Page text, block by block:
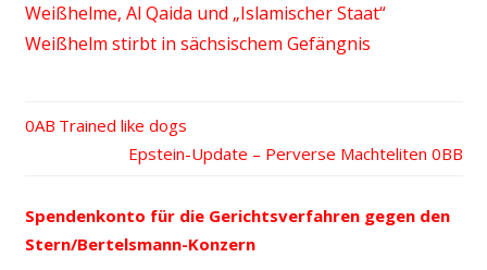
Weißhelme, Al Qaida und „Islamischer Staat“
Weißhelm stirbt in sächsischem Gefängnis
Beitrags-
Vorheriger
Trained like dogs
Nächster
Epstein-Update – Perverse Machteliten
Spendenkonto für die Gerichtsverfahren gegen den
Stern/Bertelsmann-Konzern